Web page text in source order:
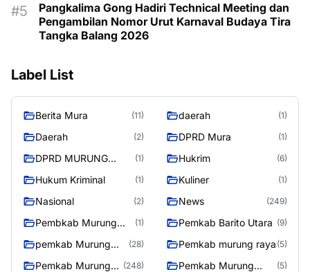
Pangkalima Gong Hadiri Technical Meeting dan
Pengambilan Nomor Urut Karnaval Budaya Tira
Tangka Balang 2026
Label List
Berita Mura (11) daerah (1)
Daerah (2) DPRD Mura (1)
DPRD MURUNG
(1) Hukrim (6)
Hukum Kriminal (1) Kuliner (1)
Nasional (2) News (249)
Pembkab Murung
(1) Pemkab Barito Utara (9)
pemkab Murung
(28) Pemkab murung raya (5)
Pemkab Murung
(248)
Pemkab Murung
(5)